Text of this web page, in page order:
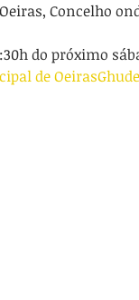
Concelho
do próximo
de OeirasGhude